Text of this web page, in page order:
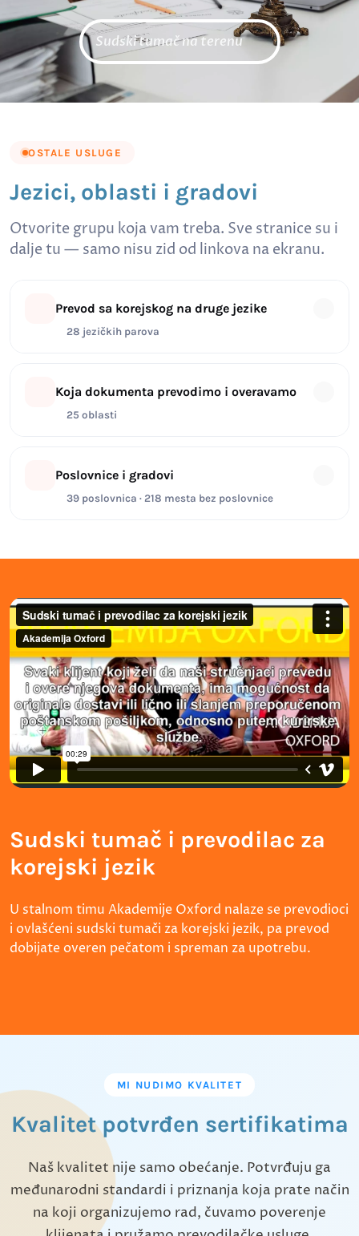
Sudski tumač na terenu
OSTALE USLUGE
Jezici, oblasti i gradovi
Otvorite grupu koja vam treba. Sve stranice su i
dalje tu — samo nisu zid od linkova na ekranu.
Prevod sa korejskog na druge jezike
28 jezičkih parova
Koja dokumenta prevodimo i overavamo
25 oblasti
Poslovnice i gradovi
39 poslovnica · 218 mesta bez poslovnice
Sudski tumač i prevodilac za
korejski jezik
U stalnom timu Akademije Oxford nalaze se prevodioci
i ovlašćeni sudski tumači za korejski jezik, pa prevod
dobijate overen pečatom i spreman za upotrebu.
MI NUDIMO KVALITET
Kvalitet potvrđen sertifikatima
Naš kvalitet nije samo obećanje. Potvrđuju ga
međunarodni standardi i priznanja koja prate način
na koji organizujemo rad, čuvamo poverenje